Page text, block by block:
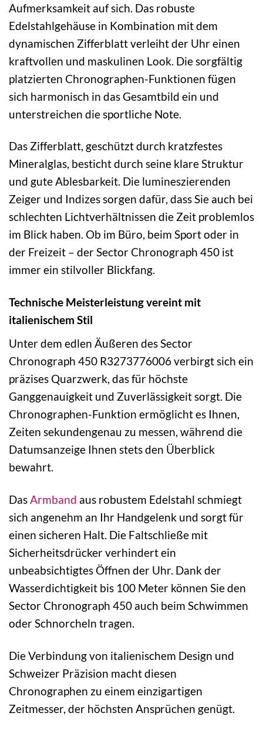
Aufmerksamkeit auf sich. Das robuste
Edelstahlgehäuse in Kombination mit dem
dynamischen Zifferblatt verleiht der Uhr einen
kraftvollen und maskulinen Look. Die sorgfältig
platzierten Chronographen-Funktionen fügen
sich harmonisch in das Gesamtbild ein und
unterstreichen die sportliche Note.
Das Zifferblatt, geschützt durch kratzfestes
Mineralglas, besticht durch seine klare Struktur
und gute Ablesbarkeit. Die lumineszierenden
Zeiger und Indizes sorgen dafür, dass Sie auch bei
schlechten Lichtverhältnissen die Zeit problemlos
im Blick haben. Ob im Büro, beim Sport oder in
der Freizeit – der Sector Chronograph 450 ist
immer ein stilvoller Blickfang.
Technische Meisterleistung vereint mit
italienischem Stil
Unter dem edlen Äußeren des Sector
Chronograph 450 R3273776006 verbirgt sich ein
präzises Quarzwerk, das für höchste
Ganggenauigkeit und Zuverlässigkeit sorgt. Die
Chronographen-Funktion ermöglicht es Ihnen,
Zeiten sekundengenau zu messen, während die
Datumsanzeige Ihnen stets den Überblick
bewahrt.
DasArmband aus robustem Edelstahl schmiegt
sich angenehm an Ihr Handgelenk und sorgt für
einen sicheren Halt. Die Faltschließe mit
Sicherheitsdrücker verhindert ein
unbeabsichtigtes Öffnen der Uhr. Dank der
Wasserdichtigkeit bis 100 Meter können Sie den
Sector Chronograph 450 auch beim Schwimmen
oder Schnorcheln tragen.
Die Verbindung von italienischem Design und
Schweizer Präzision macht diesen
Chronographen zu einem einzigartigen
Zeitmesser, der höchsten Ansprüchen genügt.